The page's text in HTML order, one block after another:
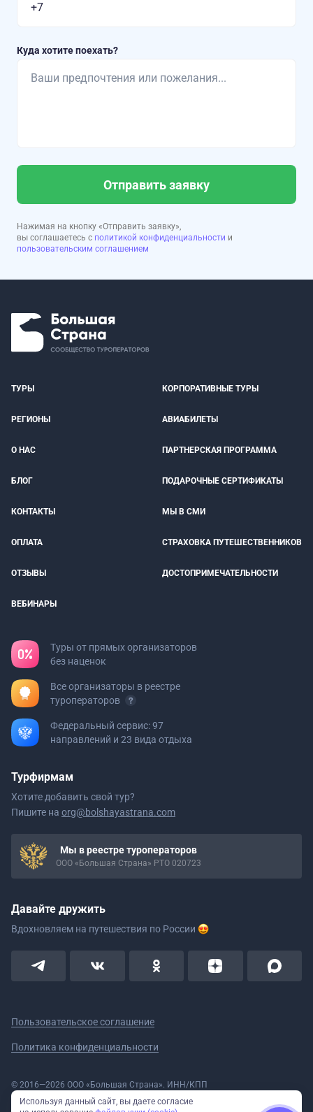
Куда хотите поехать?
Отправить заявку
Нажимая на кнопку «Отправить заявку»,
вы соглашаетесь с политикой конфиденциальности и
пользовательским соглашением
ТУРЫ КОРПОРАТИВНЫЕ ТУРЫ
РЕГИОНЫ АВИАБИЛЕТЫ
О НАС ПАРТНЕРСКАЯ ПРОГРАММА
БЛОГ ПОДАРОЧНЫЕ СЕРТИФИКАТЫ
КОНТАКТЫ МЫ В СМИ
ОПЛАТА СТРАХОВКА ПУТЕШЕСТВЕННИКОВ
ОТЗЫВЫ ДОСТОПРИМЕЧАТЕЛЬНОСТИ
ВЕБИНАРЫ
Туры от прямых организаторов
без наценок
Все организаторы в реестре
туроператоров
Федеральный сервис: 97
направлений и 23 вида отдыха
Турфирмам
Хотите добавить свой тур?
Пишите на org@bolshayastrana.com
Мы в реестре туроператоров
ООО «Большая Страна» РТО 020723
Давайте дружить
Вдохновляем на путешествия по России
Пользовательское соглашение
Политика конфиденциальности
© 2016—2026 ООО «Большая Страна». ИНН/КПП
5908078160/590801001 ОГРН 1185958020533
Номер в реестре Роскомнадзора № 59-18-006319 (Приказ № 321 от
Используя данный сайт, вы даете согласие